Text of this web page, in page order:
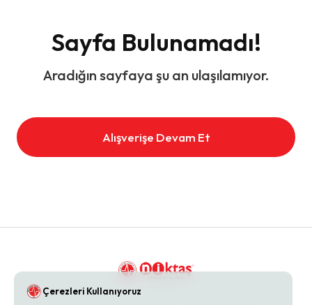
Sayfa Bulunamadı!
Aradığın sayfaya şu an ulaşılamıyor.
Alışverişe Devam Et
Çerezleri Kullanıyoruz